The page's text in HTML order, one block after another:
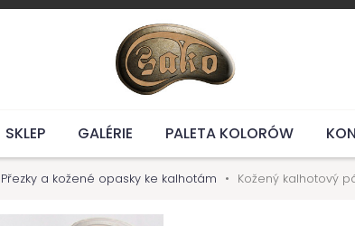
SKLEP GALÉRIE PALETA KOLORÓW
Přezky a kožené opasky ke kalhotám Kožený kalhotový